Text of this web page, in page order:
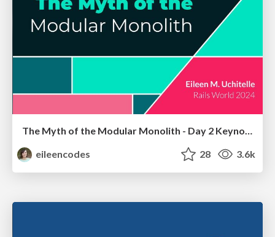
The Myth of the Modular Monolith - Day 2 Keynote - Rails World 2024
eileencodes
28 3.6k